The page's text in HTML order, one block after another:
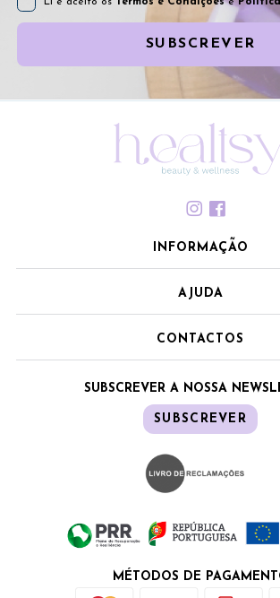
SUBSCREVER
INFORMAÇÃO
AJUDA
CONTACTOS
SUBSCREVER A NOSSA
SUBSCREVER
MÉTODOS DE